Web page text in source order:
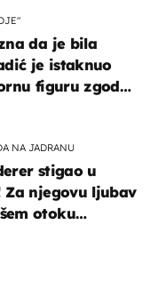
da je bila
je istaknuo
figuru zgodne
NA JADRANU
stigao u
Za njegovu ljubav
otoku